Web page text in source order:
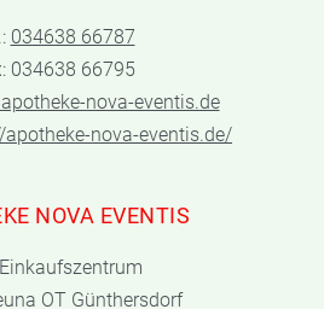
034638 66787
034638 66795
nova-eventis.de
apotheke-nova-eventis.de/
NOVA EVENTIS
OT Günthersdorf